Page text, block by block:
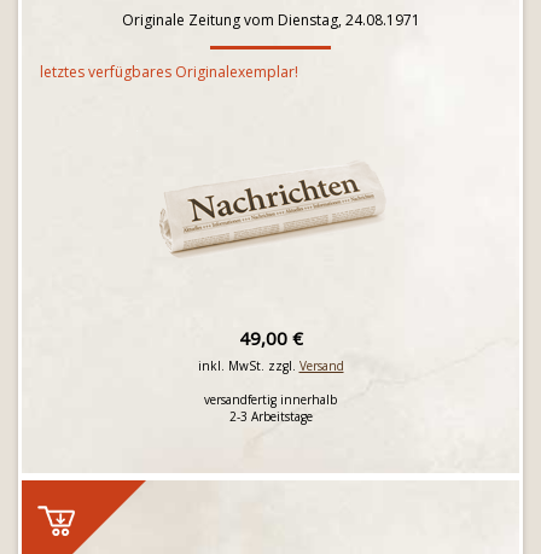
Originale Zeitung vom Dienstag, 24.08.1971
letztes verfügbares Originalexemplar!
49,00 €
inkl. MwSt. zzgl. Versand
versandfertig innerhalb
2-3 Arbeitstage